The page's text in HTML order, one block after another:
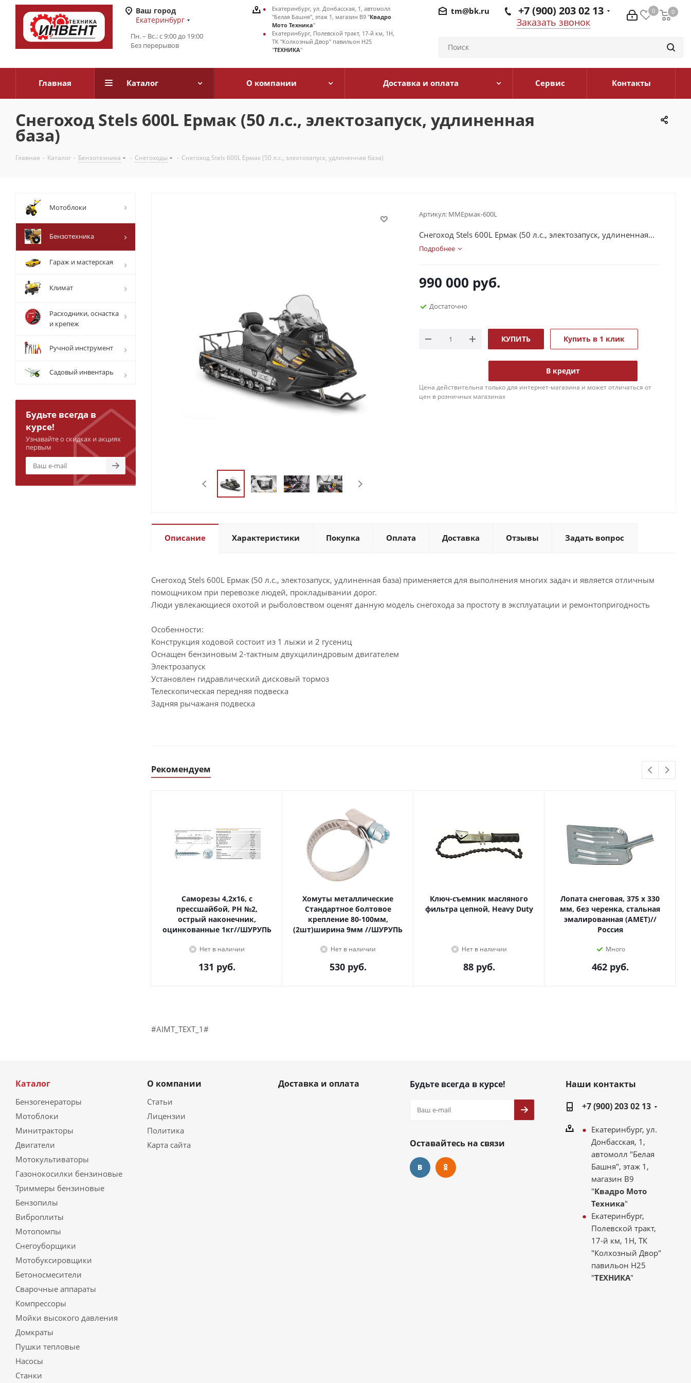
Ваш город
Екатеринбург
Пн. – Вс.: с 9:00 до 19:00
Без перерывов
0 0
0
+7 (900) 203 02 13
Заказать звонок
tm@bk.ru
Екатеринбург, ул. Донбасская, 1, автомолл
"Белая Башня", этаж 1, магазин В9 "Квадро
Мото Техника"
Екатеринбург, Полевской тракт, 17-й км, 1Н,
ТК "Колхозный Двор" павильон Н25
"ТЕХНИКА"
Главная Каталог О компании Доставка и оплата Сервис Контакты
Снегоход Stels 600L Ермак (50 л.с., электозапуск, удлиненная
база)
Главная - Каталог - Бензотехника - Снегоходы - Снегоход Stels 600L Ермак (50 л.с., электозапуск, удлиненная база)
Артикул: MMЕрмак-600L
Снегоход Stels 600L Ермак (50 л.с., электозапуск, удлиненная...
Подробнее
990 000 руб.
Достаточно
КУПИТЬ Купить в 1 клик
В кредит
Цена действительна только для интернет-магазина и может отличаться от
цен в розничных магазинах
Описание Характеристики Покупка Оплата Доставка Отзывы Задать вопрос
Снегоход Stels 600L Ермак (50 л.с., электозапуск, удлиненная база) применяется для выполнения многих задач и является отличным
помощником при перевозке людей, прокладывании дорог.
Люди увлекающиеся охотой и рыболовством оценят данную модель снегохода за простоту в эксплуатации и ремонтопригодность
Особенности:
Конструкция ходовой состоит из 1 лыжи и 2 гусениц
Оснащен бензиновым 2-тактным двухцилиндровым двигателем
Электрозапуск
Установлен гидравлический дисковый тормоз
Телескопическая передняя подвеска
Задняя рычажаня подвеска
Рекомендуем
Саморезы 4,2х16, с
прессшайбой, PH №2,
острый наконечник,
оцинкованные 1кг//ШУРУПЬ
Нет в наличии
131 руб.
Хомуты металлические
Стандартное болтовое
крепление 80-100мм,
(2шт)ширина 9мм //ШУРУПЬ
Нет в наличии
530руб.
Ключ-съемник масляного
фильтра цепной, Heavy Duty
Нет в наличии
88руб.
Лопата снеговая, 375 х 330
мм, без черенка, стальная
эмалированная (АМЕТ)//
Россия
Много
462руб.
#AIMT_TEXT_1#
Мотоблоки
Бензотехника
Гараж и мастерская
Климат
Расходники, оснастка
и крепеж
Ручной инструмент
Садовый инвентарь
Будьте всегда в
курсе!
Узнавайте о скидках и акциях
первым
Каталог
Бензогенераторы
Мотоблоки
Минитракторы
Двигатели
Мотокультиваторы
Газонокосилки бензиновые
Триммеры бензиновые
Бензопилы
Виброплиты
Мотопомпы
Снегоуборщики
Мотобуксировщики
Бетоносмесители
Сварочные аппараты
Компрессоры
Мойки высокого давления
Домкраты
Пушки тепловые
Насосы
Станки
О компании
Статьи
Лицензии
Политика
Карта сайта
Доставка и оплата Будьте всегда в курсе!
Оставайтесь на связи
Наши контакты
+7 (900) 203 02 13
Екатеринбург, ул.
Донбасская, 1,
автомолл "Белая
Башня", этаж 1,
магазин В9
"Квадро Мото
Техника"
Екатеринбург,
Полевской тракт,
17-й км, 1Н, ТК
"Колхозный Двор"
павильон Н25
"ТЕХНИКА"